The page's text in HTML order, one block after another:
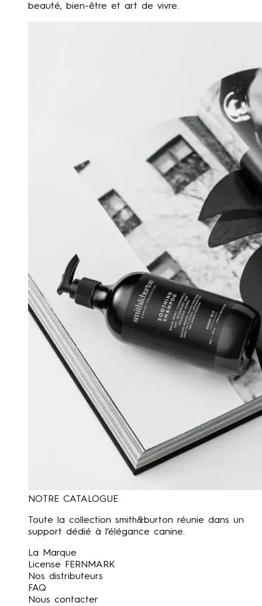
beauté, bien-être et art de vivre.
NOTRE CATALOGUE
Toute la collection smith&burton réunie dans un
support dédié à l’élégance canine.
La Marque
License FERNMARK
Nos distributeurs
FAQ
Nous contacter